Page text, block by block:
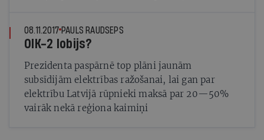
08.11.2017 PAULS RAUDSEPS
OIK-2 lobijs?
Prezidenta paspārnē top plāni jaunām
subsīdijām elektrības ražošanai, lai gan par
elektrību Latvijā rūpnieki maksā par 20—50%
vairāk nekā reģiona kaimiņi